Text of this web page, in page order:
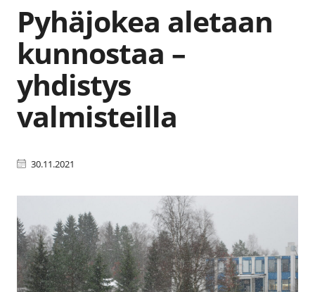
Pyhäjokea aletaan
kunnostaa –
yhdistys
valmisteilla
30.11.2021